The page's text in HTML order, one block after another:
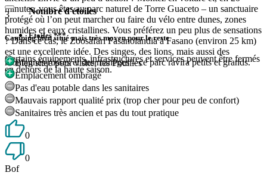
minutes, vous êtes au parc naturel de Torre Guaceto – un sanctuaire
protégé où l’on peut marcher ou faire du vélo entre dunes, zones
humides et eaux cristallines. Vous préférez un peu plus de sensations
? Dans ce cas, le Zoosafari Fasanolandia à Fasano (environ 25 km)
est une excellente idée. Des singes, des lions, mais aussi des
montagnes russes et des manèges – ce parc ravira petits et grands.
Nombre d'étoiles
Etoiles ***
Certains équipements, infrastructures et services peuvent être fermés
en dehors de la haute saison.
3
Camping bien situé mais très moyen pour le reste
Bien situé pour visiter les Pouilles
Emplacement ombragé
Pas d'eau potable dans les sanitaires
Mauvais rapport qualité prix (trop cher pour peu de confort)
Sanitaires très ancien et pas du tout pratique
0
0
Bof